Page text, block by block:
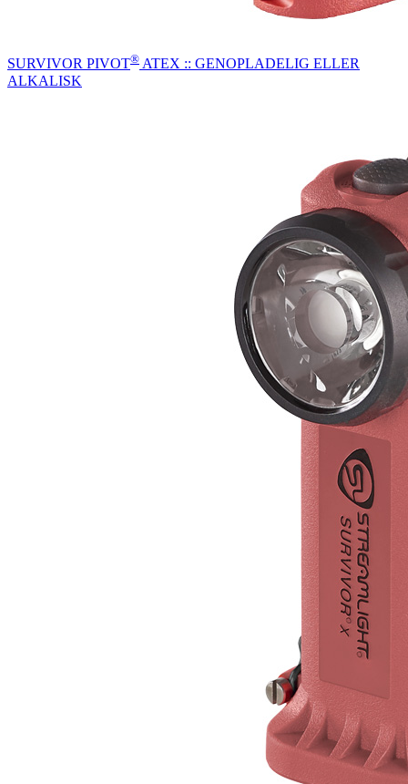
SURVIVOR PIVOT® ATEX :: GENOPLADELIG ELLER
ALKALISK